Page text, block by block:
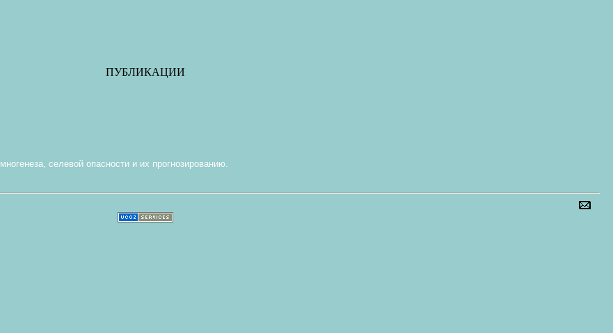
ПУБЛИКАЦИИ
селевой опасности и их прогнозированию.